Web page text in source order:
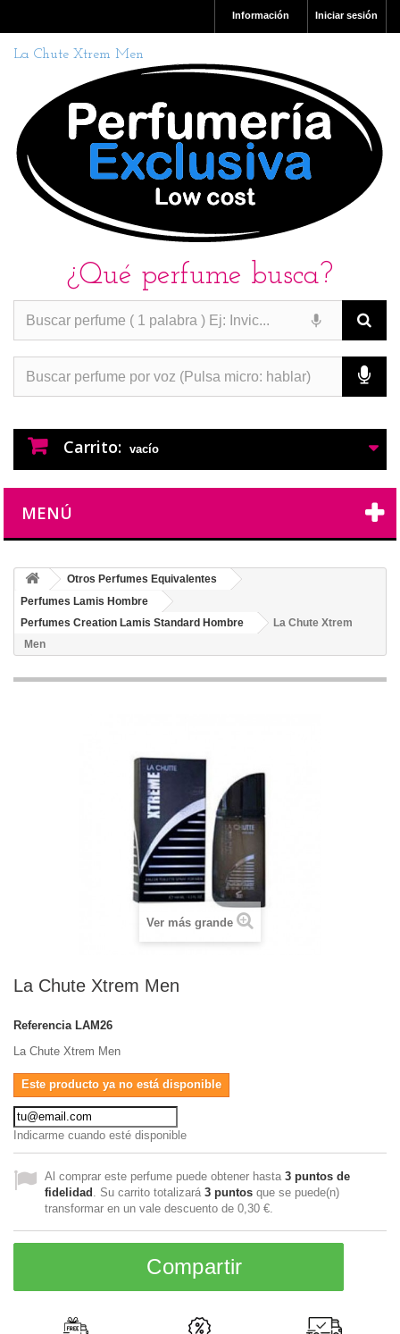
Iniciar sesión
Información
La Chute Xtrem Men
¿Qué perfume busca?
Carrito: vacío
MENÚ
Otros Perfumes Equivalentes
Perfumes Lamis Hombre
Perfumes Creation Lamis Standard Hombre
La Chute Xtrem
Men
Ver más grande
La Chute Xtrem Men
Referencia LAM26
La Chute Xtrem Men
Este producto ya no está disponible
Indicarme cuando esté disponible
Al comprar este perfume puede obtener hasta 3 puntos de
fidelidad . Su carrito totalizará 3 puntos que se puede(n)
transformar en un vale descuento de 0,30 €
Compartir